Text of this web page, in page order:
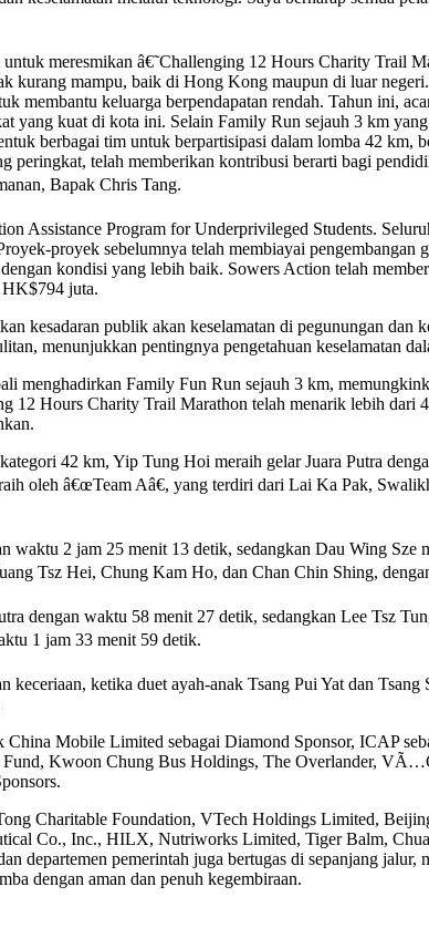
meresmikan â€˜Challenging 12 Hours Charity Trail
kurang mampu, baik di Hong Kong maupun di luar
membantu keluarga berpendapatan rendah. Tahun ini,
yang kuat di kota ini. Selain Family Run sejauh 3 km
berbagai tim untuk berpartisipasi dalam lomba 42 km,
peringkat, telah memberikan kontribusi berarti bagi
Bapak Chris Tang.
Assistance Program for Underprivileged Students.
proyek sebelumnya telah membiayai
kondisi yang lebih baik. Sowers Action telah
HK$794 juta.
kesadaran publik akan keselamatan di pegunungan
menunjukkan pentingnya pengetahuan keselamatan
menghadirkan Family Fun Run sejauh 3 km,
12 Hours Charity Trail Marathon telah menarik lebih
42 km, Yip Tung Hoi meraih gelar Juara Putra
oleh â€œTeam Aâ€, yang terdiri dari Lai Ka Pak,
waktu 2 jam 25 menit 13 detik, sedangkan Dau Wing
Tsz Hei, Chung Kam Ho, dan Chan Chin Shing,
dengan waktu 58 menit 27 detik, sedangkan Lee Tsz
1 jam 33 menit 59 detik.
ketika duet ayah-anak Tsang Pui Yat dan
China Mobile Limited sebagai Diamond Sponsor, ICAP
Fund, Kwoon Chung Bus Holdings, The Overlander,
Charitable Foundation, VTech Holdings Limited,
Co., Inc., HILX, Nutriworks Limited, Tiger Balm,
departemen pemerintah juga bertugas di sepanjang
dengan aman dan penuh kegembiraan.